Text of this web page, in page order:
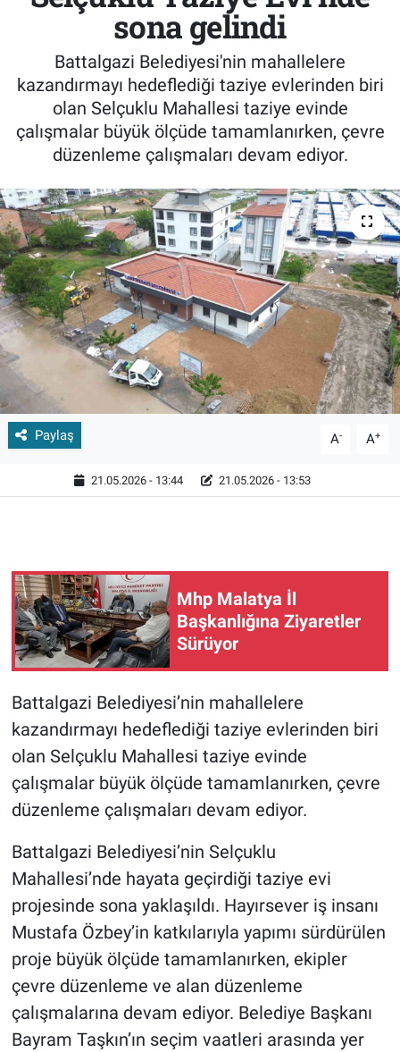
sona gelindi
Battalgazi Belediyesi'nin mahallelere
kazandırmayı hedeflediği taziye evlerinden biri
olan Selçuklu Mahallesi taziye evinde
çalışmalar büyük ölçüde tamamlanırken, çevre
düzenleme çalışmaları devam ediyor.
Paylaş A- A+
21.05.2026 - 13:44 21.05.2026 - 13:53
Mhp Malatya İl
Başkanlığına Ziyaretler
Sürüyor
Battalgazi Belediyesi’nin mahallelere
kazandırmayı hedeflediği taziye evlerinden biri
olan Selçuklu Mahallesi taziye evinde
çalışmalar büyük ölçüde tamamlanırken, çevre
düzenleme çalışmaları devam ediyor.
Battalgazi Belediyesi’nin Selçuklu
Mahallesi’nde hayata geçirdiği taziye evi
projesinde sona yaklaşıldı. Hayırsever iş insanı
Mustafa Özbey’in katkılarıyla yapımı sürdürülen
proje büyük ölçüde tamamlanırken, ekipler
çevre düzenleme ve alan düzenleme
çalışmalarına devam ediyor. Belediye Başkanı
Bayram Taşkın’ın seçim vaatleri arasında yer